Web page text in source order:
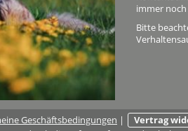
immer
Bitte
Geschäftsbedingungen |
Vertrag